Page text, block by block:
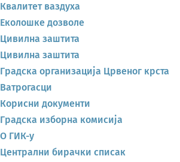
Квалитет ваздуха
Еколошке дозволе
Цивилна заштита
Цивилна заштита
Градска организација Црвеног крста
Ватрогасци
Корисни документи
Градска изборна комисија
О ГИК-у
Централни бирачки списак